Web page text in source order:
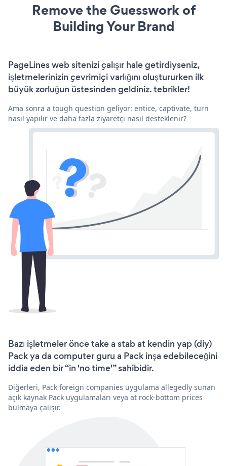
Remove the Guesswork of
Building Your Brand
PageLines web sitenizi çalışır hale getirdiyseniz,
işletmelerinizin çevrimiçi varlığını oluştururken ilk
büyük zorluğun üstesinden geldiniz. tebrikler!
Ama sonra a tough question geliyor: entice, captivate, turn
nasıl yapılır ve daha fazla ziyaretçi nasıl desteklenir?
Bazı işletmeler önce take a stab at kendin yap (diy)
Pack ya da computer guru a Pack inşa edebileceğini
iddia eden bir “in 'no time'” sahibidir.
Diğerleri, Pack foreign companies uygulama allegedly sunan
açık kaynak Pack uygulamaları veya at rock-bottom prices
bulmaya çalışır.